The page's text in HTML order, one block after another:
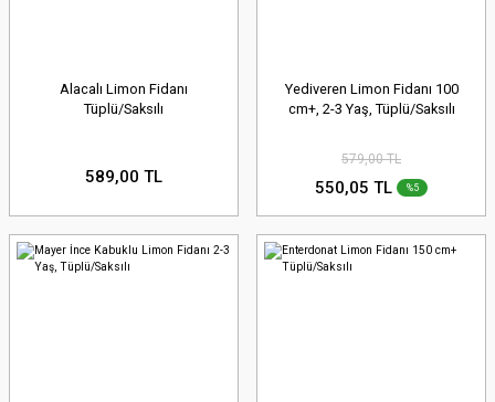
Alacalı Limon Fidanı
Tüplü/Saksılı
589,00 TL
Yediveren Limon Fidanı 100
cm+, 2-3 Yaş, Tüplü/Saksılı
579,00 TL
550,05 TL %5